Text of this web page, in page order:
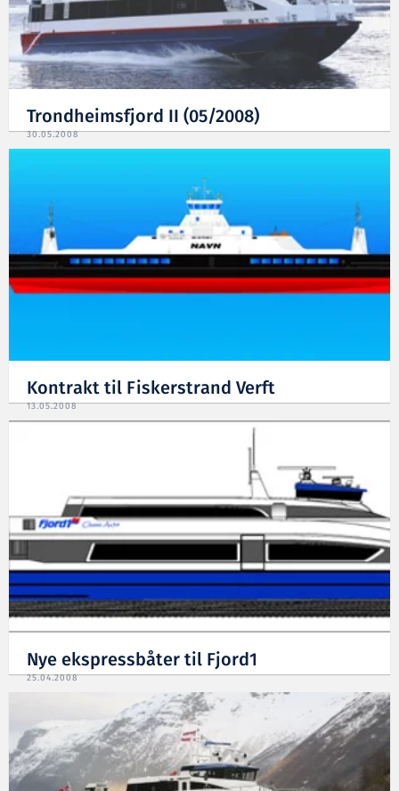
Trondheimsfjord II (05/2008)
30.05.2008
Kontrakt til Fiskerstrand Verft
13.05.2008
Nye ekspressbåter til Fjord1
25.04.2008